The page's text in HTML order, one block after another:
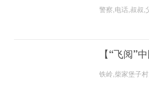
警察,电话,叔叔,
【“飞阅”
铁岭,柴家堡子